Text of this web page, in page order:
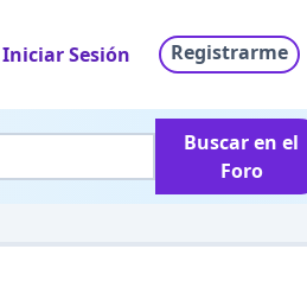
Iniciar Sesión Registrarme
Buscar en el
Foro